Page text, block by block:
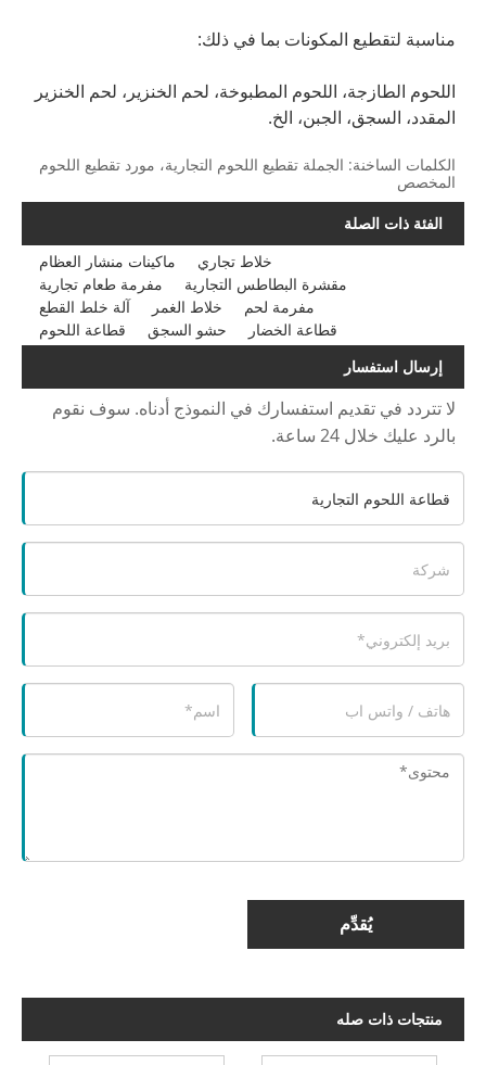
مناسبة لتقطيع المكونات بما في ذلك:
اللحوم الطازجة، اللحوم المطبوخة، لحم الخنزير، لحم الخنزير
المقدد، السجق، الجبن، الخ.
الكلمات الساخنة: الجملة تقطيع اللحوم التجارية، مورد تقطيع اللحوم
المخصص
الفئة ذات الصلة
ماكينات منشار العظام
خلاط تجاري
مفرمة طعام تجارية
مقشرة البطاطس التجارية
آلة خلط القطع
خلاط الغمر
مفرمة لحم
قطاعة اللحوم
حشو السجق
قطاعة الخضار
إرسال استفسار
لا تتردد في تقديم استفسارك في النموذج أدناه. سوف نقوم
بالرد عليك خلال 24 ساعة.
يُقدِّم
منتجات ذات صله